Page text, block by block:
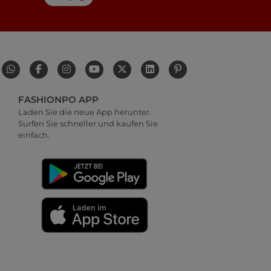
FASHIONPO APP
Laden Sie die neue App herunter.
Surfen Sie schneller und kaufen Sie
einfach.